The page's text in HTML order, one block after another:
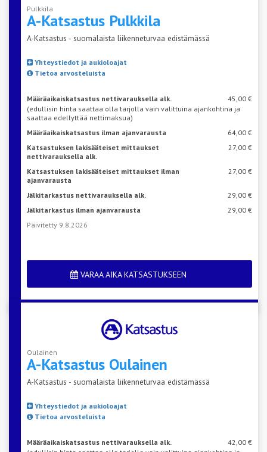
Pulkkila
A-Katsastus Pulkkila
A-Katsastus - suomalaista liikenneturvaa edistämässä
Yhteystiedot ja aukioloajat
Tietoa arvosteluista
Määräaikaiskatsastus nettivarauksella alk.
45,00 €
(edullisin hinta saattaa olla tarjolla vain valittuina ajankohtina ja
saattaa edellyttää nettimaksua)
Määräaikaiskatsastus ilman ajanvarausta
64,00 €
Katsastuksen lakisääteiset mittaukset
nettivarauksella alk.
27,00 €
Katsastuksen lakisääteiset mittaukset ilman
ajanvarausta
27,00 €
Jälkitarkastus nettivarauksella alk.
29,00 €
Jälkitarkastus ilman ajanvarausta
29,00 €
Päivitetty 9.8.2026
VARAA AIKA KATSASTUKSEEN
Oulainen
A-Katsastus Oulainen
A-Katsastus - suomalaista liikenneturvaa edistämässä
Yhteystiedot ja aukioloajat
Tietoa arvosteluista
Määräaikaiskatsastus nettivarauksella alk.
42,00 €